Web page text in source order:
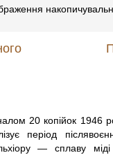
20 копійок 1946
період
— сплаву